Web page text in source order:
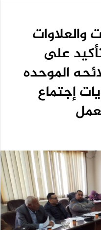
والعلاوات
على
الموحده
إجتماع